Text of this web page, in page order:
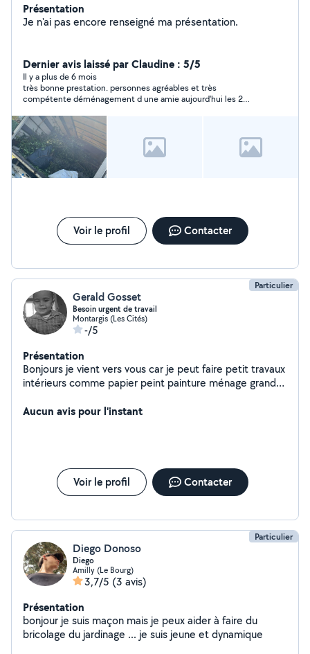
Présentation
Je n'ai pas encore renseigné ma présentation.
Dernier avis laissé par Claudine : 5/5
Il y a plus de 6 mois
très bonne prestation. personnes agréables et très
compétente déménagement d une amie aujourd'hui les 2
prestation faite avec beaucoup de sérieux et sans casse. à
recommander merci à eux.
Voir le profil Contacter
Particulier
Gerald Gosset
Besoin urgent de travail
Montargis (Les Cités)
-/5
Présentation
Bonjours je vient vers vous car je peut faire petit travaux
intérieurs comme papier peint painture ménage grand
déménagement etc je suis sérieux discret efficas je
Aucun avis pour l'instant
Voir le profil Contacter
Particulier
Diego Donoso
Diego
Amilly (Le Bourg)
3,7/5 (3 avis)
Présentation
bonjour je suis maçon mais je peux aider à faire du
bricolage du jardinage ... je suis jeune et dynamique